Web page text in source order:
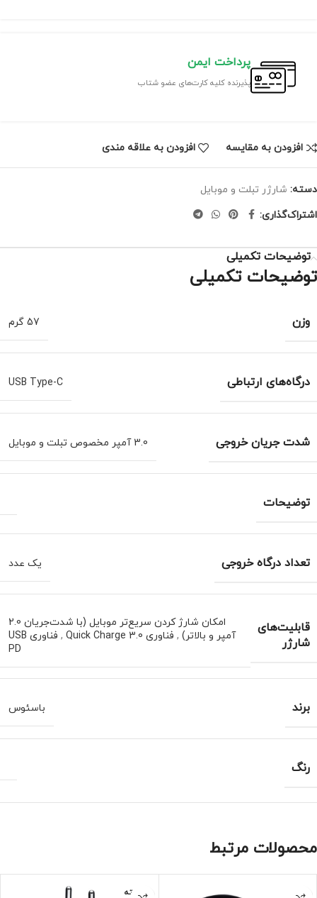
پرداخت ایمن
پذیرنده کلیه کارت‌های عضو شتاب
افزودن به مقایسه افزودن به علاقه مندی
دسته: شارژر تبلت و موبایل
اشتراک‌گذاری:
توضیحات تکمیلی
توضیحات تکمیلی
وزن 57 گرم
درگاه‌های ارتباطی USB Type-C
شدت جریان خروجی 3.0 آمپر مخصوص تبلت و موبایل
توضیحات
تعداد درگاه خروجی یک عدد
قابلیت‌های
شارژر
امکان شارژ کردن سریع‌تر موبایل (با شدت‌جریان 2.0
آمپر و بالاتر) , فناوری Quick Charge 3.0 ,
فناوری USB
PD
برند باسئوس
رنگ
محصولات مرتبط
فروخته